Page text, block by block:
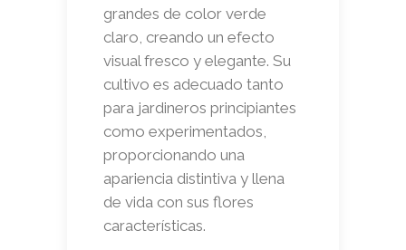
grandes de color verde
claro, creando un efecto
visual fresco y elegante. Su
cultivo es adecuado tanto
para jardineros principiantes
como experimentados,
proporcionando una
apariencia distintiva y llena
de vida con sus flores
características.